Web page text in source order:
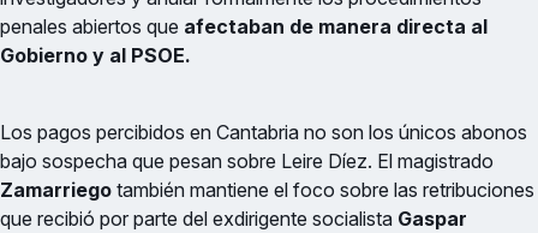
penales abiertos que afectaban de manera directa al
Gobierno y al PSOE.
Los pagos percibidos en Cantabria no son los únicos abonos
bajo sospecha que pesan sobre Leire Díez. El magistrado
Zamarriego también mantiene el foco sobre las retribuciones
que recibió por parte del exdirigente socialista Gaspar